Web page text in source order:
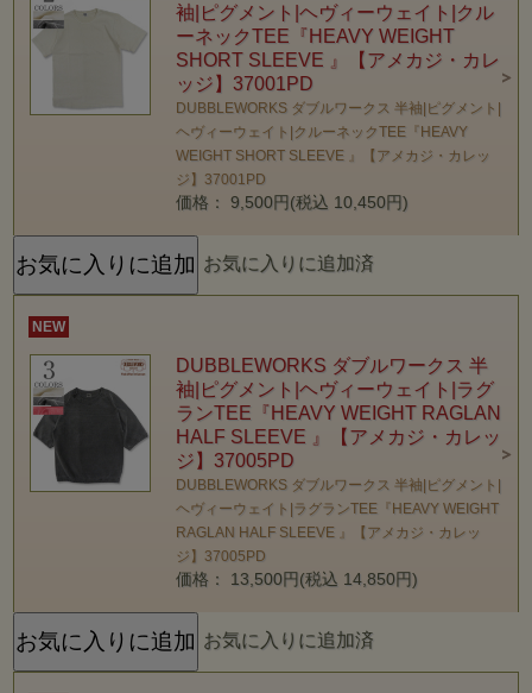
袖|ピグメント|ヘヴィーウェイト|クル
ーネックTEE『HEAVY WEIGHT
SHORT SLEEVE 』【アメカジ・カレ
ッジ】37001PD
DUBBLEWORKS ダブルワークス 半袖|ピグメント|
ヘヴィーウェイト|クルーネックTEE『HEAVY
WEIGHT SHORT SLEEVE 』【アメカジ・カレッ
ジ】37001PD
価格： 9,500円(税込 10,450円)
お気に入りに追加済
NEW
DUBBLEWORKS ダブルワークス 半
袖|ピグメント|ヘヴィーウェイト|ラグ
ランTEE『HEAVY WEIGHT RAGLAN
HALF SLEEVE 』【アメカジ・カレッ
ジ】37005PD
DUBBLEWORKS ダブルワークス 半袖|ピグメント|
ヘヴィーウェイト|ラグランTEE『HEAVY WEIGHT
RAGLAN HALF SLEEVE 』【アメカジ・カレッ
ジ】37005PD
価格： 13,500円(税込 14,850円)
お気に入りに追加済